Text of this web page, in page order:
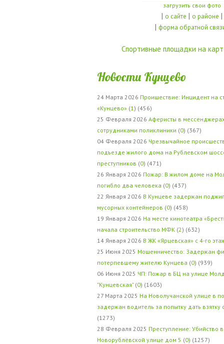
загрузить свои фото
| о сайте | о районе |
| форма обратной
Спортивные площадки на
Новости Кунцево
24 Марта 2026 Проишествие: Инцидент на
«Кунцево» (1 ) (456)
25 Февраля 2026 Аферисты в
сотрудниками поликлиники (0) (367)
04 Февраля 2026 Чрезвычайное
подъезде жилого дома на Рублевском
преступников (0) (471)
26 Января 2026 Пожар: В жилом доме на
погибло два человека (0) (437)
22 Января 2026 В Кунцеве задержан
мусорных контейнеров (0) (458)
19 Января 2026 На месте кинотеатра
начала строительство МФК (2) (632)
14 Января 2026 В ЖК «Ярцевская» с 4-го
25 Июня 2025 Мошенничество: Задержан
потерпевшему жителю Кунцева (0) (939)
06 Июня 2025 ЧП: Пожар в БЦ на улице
"Кунцевская" (0) (1603)
27 Марта 2025 На Новолучанской улице в
задержан водитель за попытку дать
(1273)
28 Февраля 2025 Преступление: Убийство
Новорублёвской улице дом 5 (0) (1257)